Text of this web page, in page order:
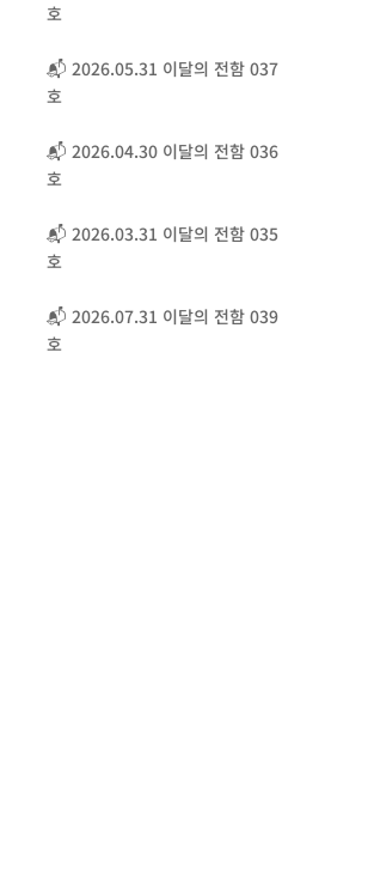
호
📬 2026.05.31 이달의 전함 037
호
📬 2026.04.30 이달의 전함 036
호
📬 2026.03.31 이달의 전함 035
호
📬 2026.07.31 이달의 전함 039
호